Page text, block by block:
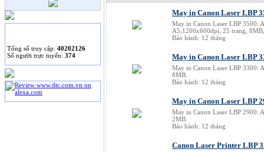
Tống số truy cập: 40202126
Số người trực tuyến: 374
May in Canon Laser LBP
May in Canon Laser LBP 3500:
A5,1200x600dpi, 25 trang,
Bảo hành: 12 tháng
May in Canon Laser LBP
May in Canon Laser LBP 3300:
8MB.
Bảo hành: 12 tháng
May in Canon Laser LBP
May in Canon Laser LBP 2900:
2MB.
Bảo hành: 12 tháng
Canon Laser Printer LBP